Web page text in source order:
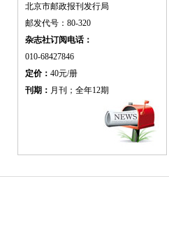
北京市邮政报刊发行局
邮发代号：80-320
杂志社订阅电话：
010-68427846
定价： 40元/册
刊期： 月刊；全年12期